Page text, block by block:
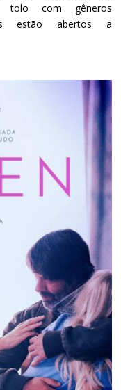
tolo com gêneros
estão abertos a